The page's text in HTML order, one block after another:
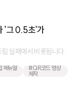
'그 0.5초'가
실패에서 비롯됩니다.
매뉴얼
#QR코드 영상
제작